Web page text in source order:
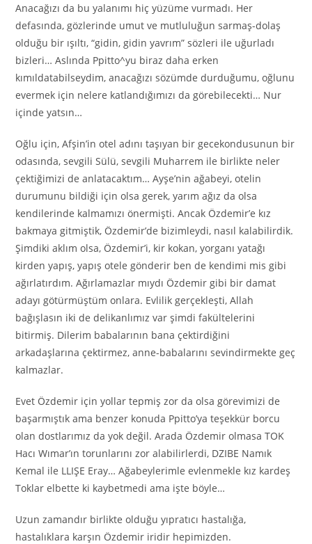
Anacağızı da bu yalanımı hiç yüzüme vurmadı. Her
defasında, gözlerinde umut ve mutluluğun sarmaş-dolaş
olduğu bir ışıltı, “gidin, gidin yavrım” sözleri ile uğurladı
bizleri… Aslında Ppitto^yu biraz daha erken
kımıldatabilseydim, anacağızı sözümde durduğumu, oğlunu
evermek için nelere katlandığımızı da görebilecekti… Nur
içinde yatsın…
Oğlu için, Afşin’in otel adını taşıyan bir gecekondusunun bir
odasında, sevgili Sülü, sevgili Muharrem ile birlikte neler
çektiğimizi de anlatacaktım… Ayşe’nin ağabeyi, otelin
durumunu bildiği için olsa gerek, yarım ağız da olsa
kendilerinde kalmamızı önermişti. Ancak Özdemir’e kız
bakmaya gitmiştik, Özdemir’de bizimleydi, nasıl kalabilirdik.
Şimdiki aklım olsa, Özdemir’i, kir kokan, yorganı yatağı
kirden yapış, yapış otele gönderir ben de kendimi mis gibi
ağırlatırdım. Ağırlamazlar mıydı Özdemir gibi bir damat
adayı götürmüştüm onlara. Evlilik gerçekleşti, Allah
bağışlasın iki de delikanlımız var şimdi fakültelerini
bitirmiş. Dilerim babalarının bana çektirdiğini
arkadaşlarına çektirmez, anne-babalarını sevindirmekte geç
kalmazlar.
Evet Özdemir için yollar tepmiş zor da olsa görevimizi de
başarmıştık ama benzer konuda Ppitto’ya teşekkür borcu
olan dostlarımız da yok değil. Arada Özdemir olmasa TOK
Hacı Wımar’ın torunlarını zor alabilirlerdi, DZIBE Namık
Kemal ile LLIŞE Eray… Ağabeylerimle evlenmekle kız kardeş
Toklar elbette ki kaybetmedi ama işte böyle…
Uzun zamandır birlikte olduğu yıpratıcı hastalığa,
hastalıklara karşın Özdemir iridir hepimizden.